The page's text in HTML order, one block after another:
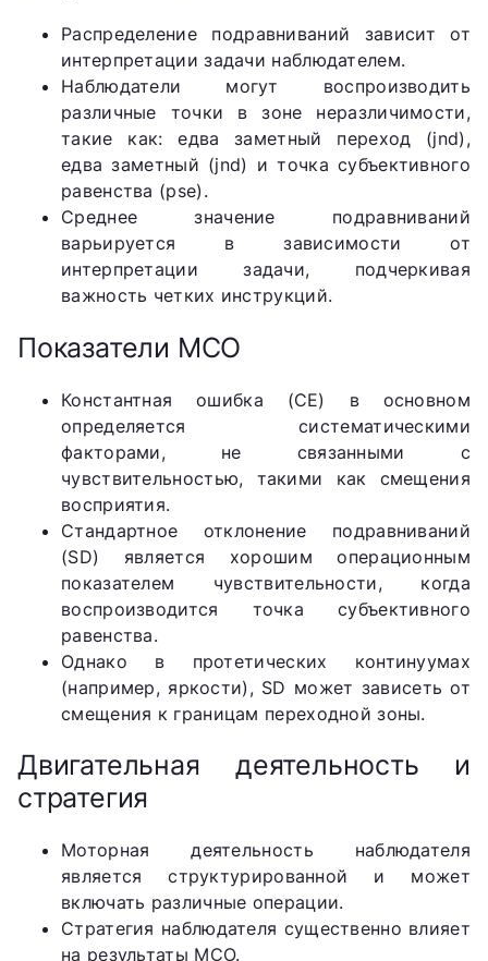
Распределение подравниваний зависит от
интерпретации задачи наблюдателем.
Наблюдатели могут воспроизводить
различные точки в зоне неразличимости,
такие как: едва заметный переход (jnd),
едва заметный (jnd) и точка субъективного
равенства (pse).
Среднее значение подравниваний
варьируется в зависимости от
интерпретации задачи, подчеркивая
важность четких инструкций.
Показатели МСО
Константная ошибка (СЕ) в основном
определяется систематическими
факторами, не связанными с
чувствительностью, такими как смещения
восприятия.
Стандартное отклонение подравниваний
(SD) является хорошим операционным
показателем чувствительности, когда
воспроизводится точка субъективного
равенства.
Однако в протетических континуумах
(например, яркости), SD может зависеть от
смещения к границам переходной зоны.
Двигательная деятельность и
стратегия
Моторная деятельность наблюдателя
является структурированной и может
включать различные операции.
Стратегия наблюдателя существенно влияет
на результаты МСО.